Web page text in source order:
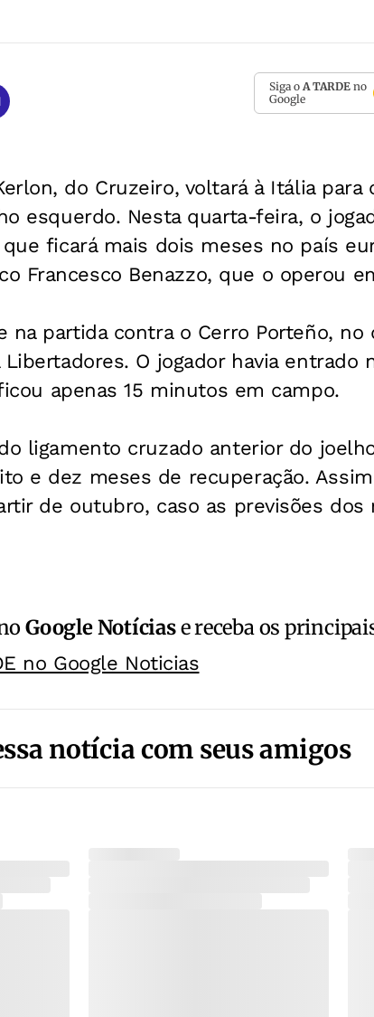
Siga o A TARDE no
Google
do Cruzeiro, voltará à Itália para
esquerdo. Nesta quarta-feira, o
ficará mais dois meses no país
Francesco Benazzo, que o operou
na partida contra o Cerro Porteño, no
O jogador havia entrado
apenas 15 minutos em campo.
ligamento cruzado anterior do
e dez meses de recuperação.
de outubro, caso as previsões dos
Google Notíciase receba os
no Google Noticias
notícia com seus amigos